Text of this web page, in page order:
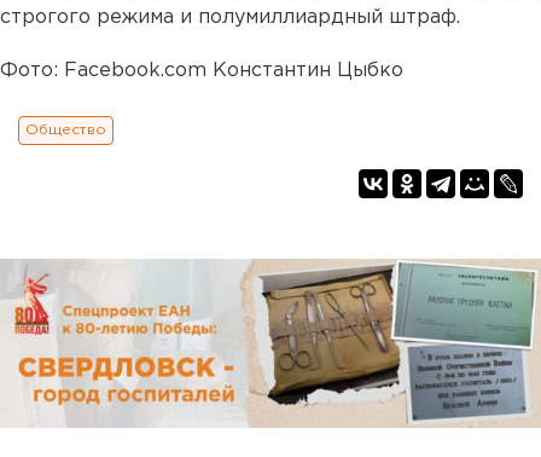
строгого режима и полумиллиардный штраф.
Фото: Facebook.com Константин Цыбко
Общество